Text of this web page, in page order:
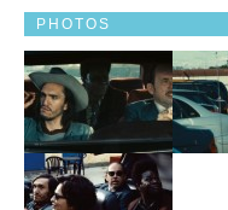
PHOTOS